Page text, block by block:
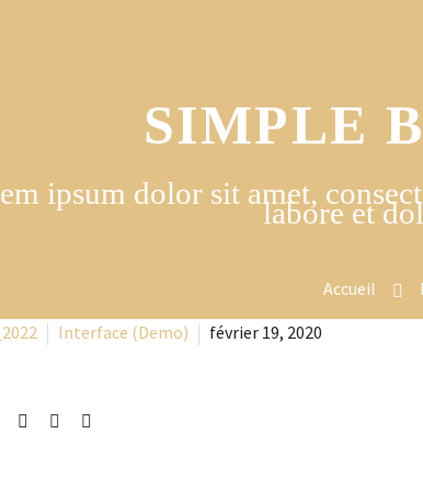
SIMPLE
ipsum dolor sit amet,
labore et
Accueil
Interface (Demo) février 19, 2020